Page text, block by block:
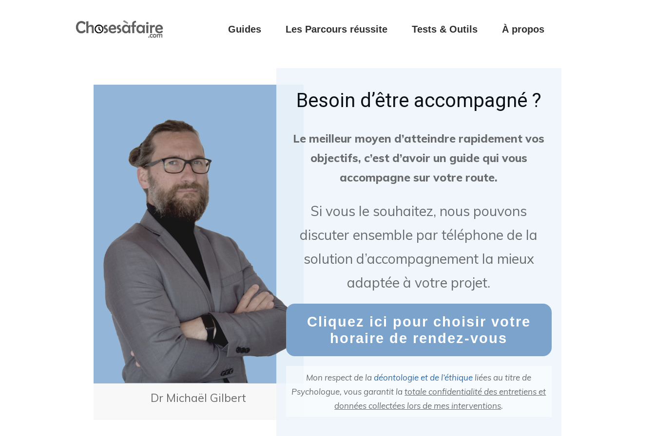
Guides Les Parcours réussite Tests & Outils À propos
Dr Michaël Gilbert
Besoin d’être accompagné ?
Le meilleur moyen d’atteindre rapidement vos
objectifs, c’est d’avoir un guide qui vous
accompagne sur votre route.
Si vous le souhaitez, nous pouvons
discuter ensemble par téléphone de la
solution d’accompagnement la mieux
adaptée à votre projet.
Cliquez ici pour choisir votre
horaire de rendez-vous
Mon respect de ladéontologie et de l’éthique liées au titre de
Psychologue, vous garantit latotale confidentialité des entretiens et
données collectées lors de mes interventions.